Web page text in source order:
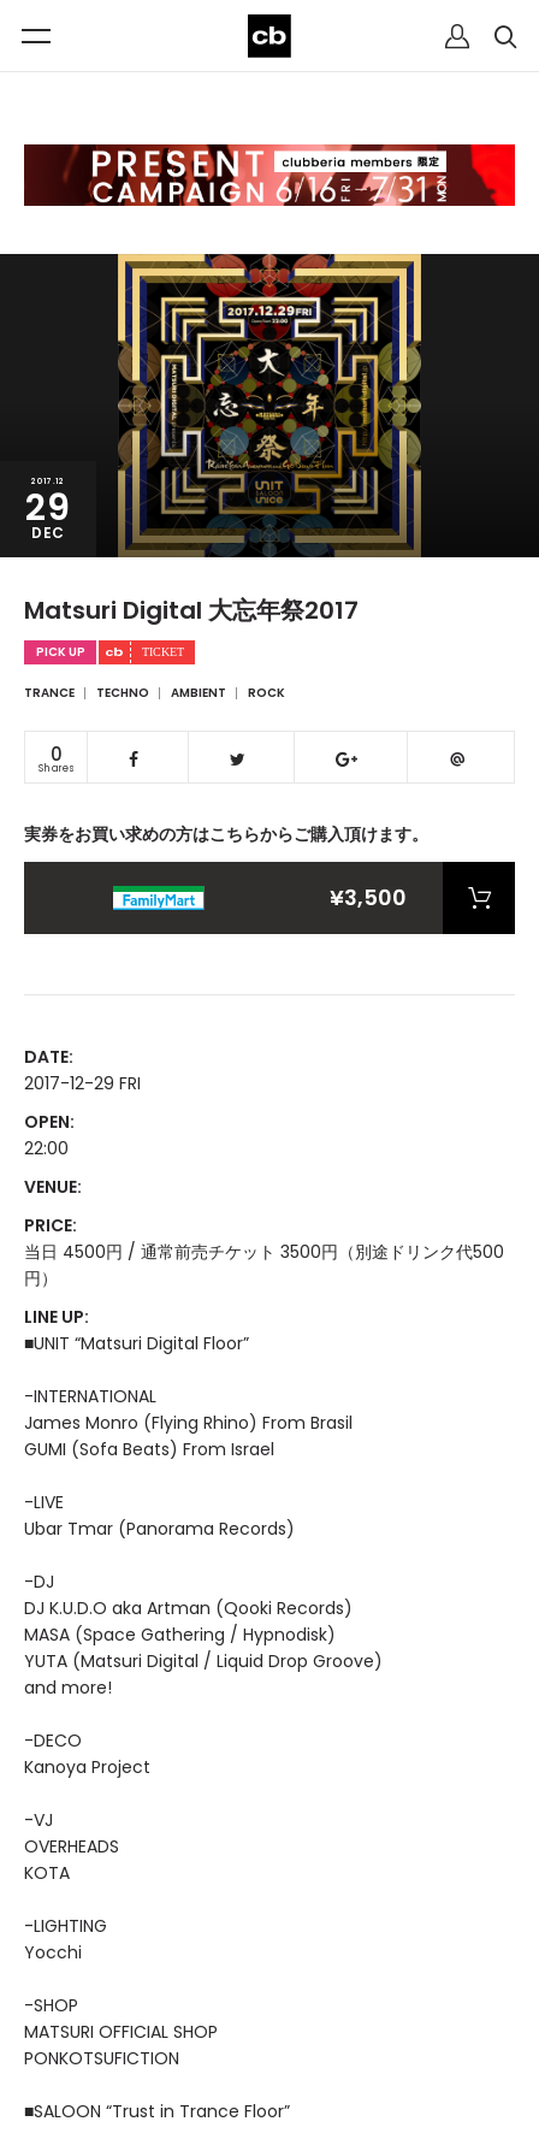
2017.12
29
DEC
Matsuri Digital 大忘年祭2017
PICK UP
TRANCE TECHNO AMBIENT ROCK
0
Shares
実券をお買い求めの方はこちらからご購入頂けます。
¥3,500
DATE:
2017-12-29 FRI
OPEN:
22:00
VENUE:
PRICE:
当日 4500円 / 通常前売チケット 3500円（別途ドリンク代500
円）
LINE UP:
■UNIT “Matsuri Digital Floor”
-INTERNATIONAL
James Monro (Flying Rhino) From Brasil
GUMI (Sofa Beats) From Israel
-LIVE
Ubar Tmar (Panorama Records)
-DJ
DJ K.U.D.O aka Artman (Qooki Records)
MASA (Space Gathering / Hypnodisk)
YUTA (Matsuri Digital / Liquid Drop Groove)
and more!
-DECO
Kanoya Project
-VJ
OVERHEADS
KOTA
-LIGHTING
Yocchi
-SHOP
MATSURI OFFICIAL SHOP
PONKOTSUFICTION
■SALOON “Trust in Trance Floor”